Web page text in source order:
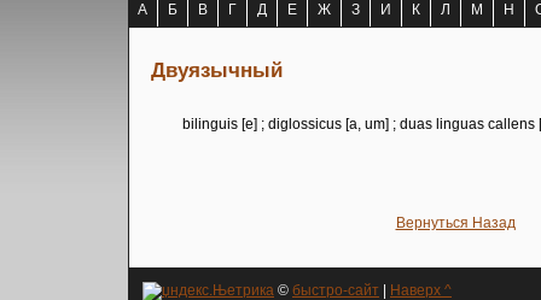
А Б В Г Д Е Ж З И К Л М Н
Двуязычный
bilinguis [e] ; diglossicus [a, um] ; duas linguas callens
Вернуться Назад
© быстро-сайт | Наверх ^